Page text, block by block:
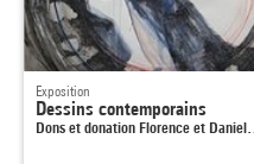
Exposition
Dessins contemporains
Dons et donation Florence et Daniel…